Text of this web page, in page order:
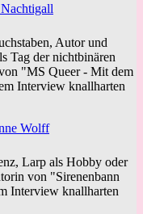
Autor und
Tag der nichtbinären
"MS Queer - Mit dem
Interview knallharten
Wolff
Larp als Hobby oder
von "Sirenenbann
Interview knallharten